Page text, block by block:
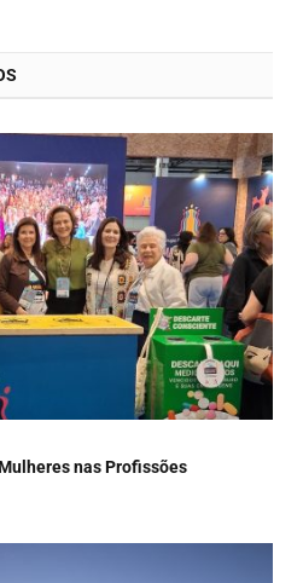
nas Profissões